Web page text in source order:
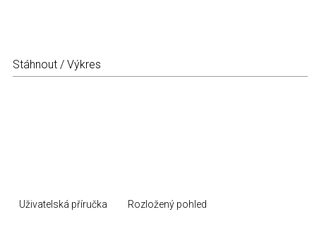
Stáhnout / Výkres
Uživatelská příručka Rozložený pohled